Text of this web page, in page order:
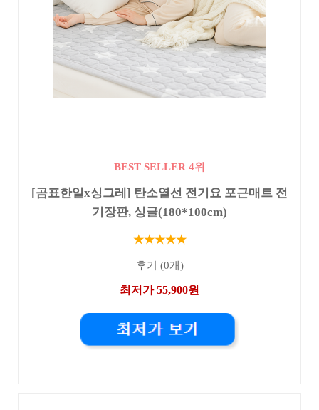
BEST SELLER 4위
[곰표한일x싱그레] 탄소열선 전기요 포근매트 전
기장판, 싱글(180*100cm)
★★★★★
후기 (0개)
최저가 55,900원